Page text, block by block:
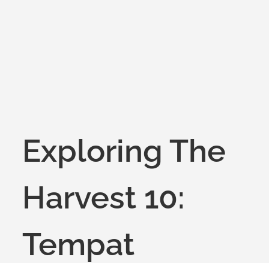
Exploring The
Harvest 10:
Tempat